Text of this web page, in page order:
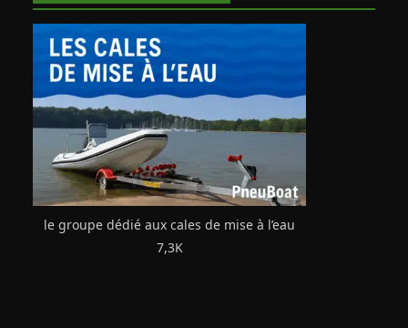
le groupe dédié aux cales de mise à l’eau
7,3K